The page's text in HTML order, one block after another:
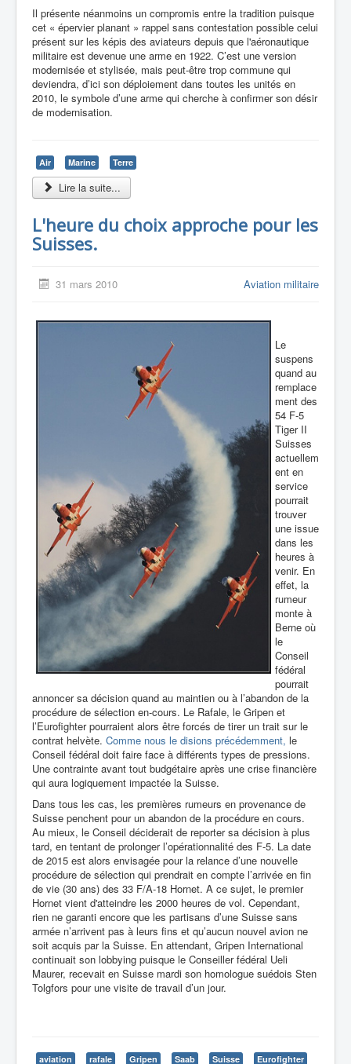
Il présente néanmoins un compromis entre la tradition puisque
cet « épervier planant » rappel sans contestation possible celui
présent surles képis des aviateurs depuis que l'aéronautique
militaire est devenue une arme en 1922. C’est une version
modernisée et stylisée, mais peut-être trop commune qui
deviendra, d’ici son déploiement dans toutes les unités en
2010, le symbole d’une arme qui cherche à confirmer son désir
de modernisation.
Air Marine Terre
Lire la suite...
L'heure du choix approche pour les
Suisses.
31 mars 2010 Aviation militaire
Le
suspens
quand au
remplace
ment des
54 F-5
Tiger II
Suisses
actuellem
ent en
service
pourrait
trouver
une issue
dans les
heures à
venir. En
effet, la
rumeur
monte à
Berne où
le
Conseil
fédéral
pourrait
annoncer sa décision quand au maintien ou à l’abandon de la
procédure de sélection en-cours. Le Rafale, le Gripen et
l’Eurofighter pourraient alors être forcés de tirer un trait sur le
contrat helvète. Comme nous le disions précédemment, le
Conseil fédéral doit faire face à différents types de pressions.
Une contrainte avant tout budgétaire après une crise financière
qui aura logiquement impactée la Suisse.
Dans tous les cas, les premières rumeurs en provenance de
Suisse penchent pour un abandon de la procédure en cours.
Au mieux, le Conseil déciderait de reporter sa décision à plus
tard, en tentant de prolonger l’opérationnalité des F-5. La date
de 2015 est alors envisagée pour la relance d’une nouvelle
procédure de sélection qui prendrait en compte l’arrivée en fin
de vie (30 ans) des 33 F/A-18 Hornet. A ce sujet, le premier
Hornet vient d'atteindre les 2000 heures de vol. Cependant,
rien ne garanti encore que les partisans d’une Suisse sans
armée n’arrivent pas à leurs fins et qu’aucun nouvel avion ne
soit acquis par la Suisse. En attendant, Gripen International
continuait son lobbying puisque le Conseiller fédéral Ueli
Maurer, recevait en Suisse mardi son homologue suédois Sten
Tolgfors pour une visite de travail d’un jour.
aviation rafale Gripen Saab Suisse Eurofighter